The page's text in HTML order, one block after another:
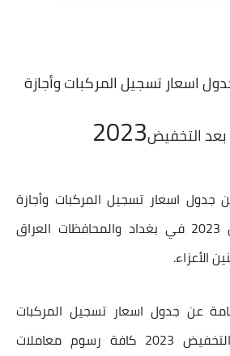
اسعار تسجيل المركبات وأجازة
التخفيض2023
جدول اسعار تسجيل المركبات وأجازة
في بغداد والمحافظات العراق
الأعزاء.
عن جدول اسعار تسجيل المركبات
2023
كافة رسوم معاملات